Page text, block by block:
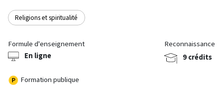
Religions et spiritualité
Formule d'enseignement
En ligne
Reconnaissance
9 crédits
Formation publique